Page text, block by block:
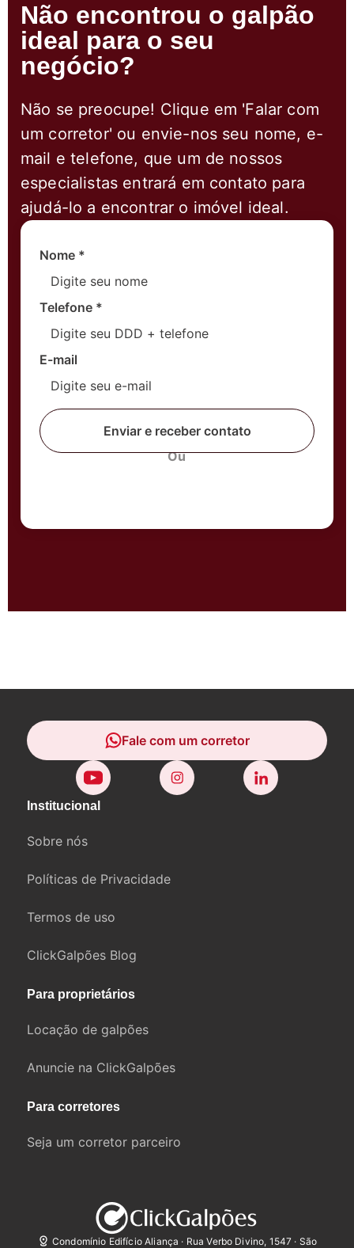
Não encontrou o galpão
ideal para o seu
negócio?
Não se preocupe! Clique em 'Falar com
um corretor' ou envie-nos seu nome, e-
mail e telefone, que um de nossos
especialistas entrará em contato para
ajudá-lo a encontrar o imóvel ideal.
Nome *
Telefone *
E-mail
Enviar e receber contato
Ou
Institucional
Sobre nós
Políticas de Privacidade
Termos de uso
ClickGalpões Blog
Para proprietários
Locação de galpões
Anuncie na ClickGalpões
Para corretores
Seja um corretor parceiro
Fale com um corretor
Condomínio Edifício Aliança · Rua Verbo Divino, 1547 · São